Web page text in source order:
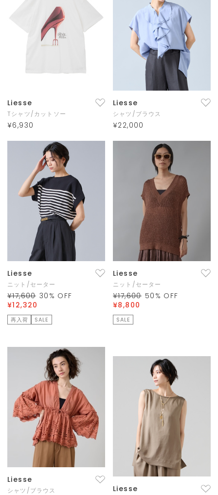
Liesse
Tシャツ/カットソー
¥6,930
Liesse
シャツ/ブラウス
¥22,000
Liesse
ニット/セーター
¥17,600 30 % OFF
¥12,320
再入荷 SALE
Liesse
ニット/セーター
¥17,600 50 % OFF
¥8,800
SALE
Liesse
シャツ/ブラウス Liesse